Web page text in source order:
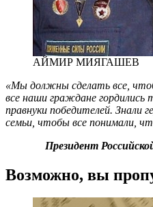
АЙМИР МИЯГАШЕВ
«Мы должны сделать все,
все наши граждане гордились
правнуки победителей. Знали
семьи, чтобы все понимали,
Президент
Возможно, вы